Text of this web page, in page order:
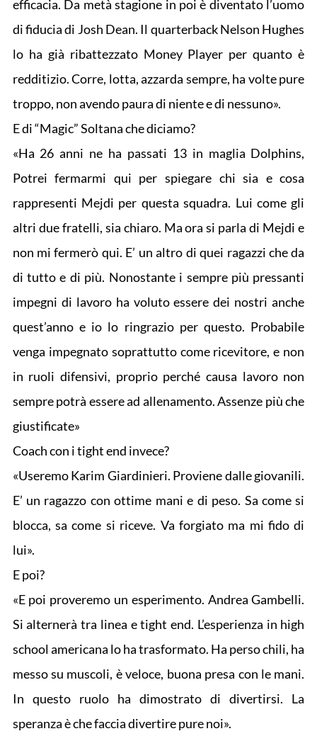
efficacia. Da metà stagione in poi è diventato l’uomo
di fiducia di Josh Dean. Il quarterback Nelson Hughes
lo ha già ribattezzato Money Player per quanto è
redditizio. Corre, lotta, azzarda sempre, ha volte pure
troppo, non avendo paura di niente e di nessuno».
E di “Magic” Soltana che diciamo?
«Ha 26 anni ne ha passati 13 in maglia Dolphins,
Potrei fermarmi qui per spiegare chi sia e cosa
rappresenti Mejdi per questa squadra. Lui come gli
altri due fratelli, sia chiaro. Ma ora si parla di Mejdi e
non mi fermerò qui. E’ un altro di quei ragazzi che da
di tutto e di più. Nonostante i sempre più pressanti
impegni di lavoro ha voluto essere dei nostri anche
quest’anno e io lo ringrazio per questo. Probabile
venga impegnato soprattutto come ricevitore, e non
in ruoli difensivi, proprio perché causa lavoro non
sempre potrà essere ad allenamento. Assenze più che
giustificate»
Coach con i tight end invece?
«Useremo Karim Giardinieri. Proviene dalle giovanili.
E’ un ragazzo con ottime mani e di peso. Sa come si
blocca, sa come si riceve. Va forgiato ma mi fido di
lui».
E poi?
«E poi proveremo un esperimento. Andrea Gambelli.
Si alternerà tra linea e tight end. L’esperienza in high
school americana lo ha trasformato. Ha perso chili, ha
messo su muscoli, è veloce, buona presa con le mani.
In questo ruolo ha dimostrato di divertirsi. La
speranza è che faccia divertire pure noi».